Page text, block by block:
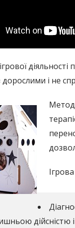
дорослими і не
Метод